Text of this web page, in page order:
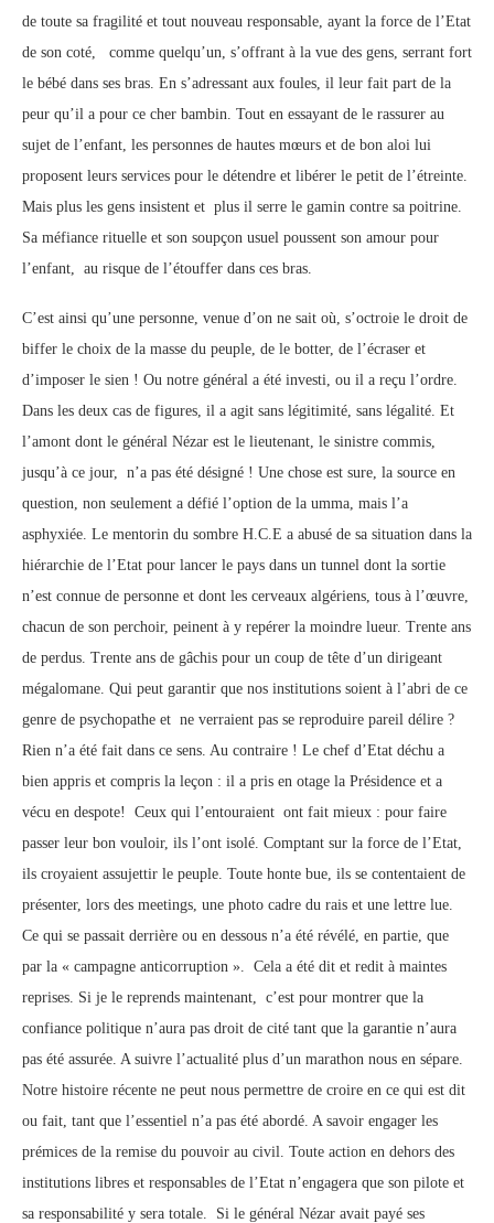
de toute sa fragilité et tout nouveau responsable, ayant la force de l’Etat
de son coté, comme quelqu’un, s’offrant à la vue des gens, serrant fort
le bébé dans ses bras. En s’adressant aux foules, il leur fait part de la
peur qu’il a pour ce cher bambin. Tout en essayant de le rassurer au
sujet de l’enfant, les personnes de hautes mœurs et de bon aloi lui
proposent leurs services pour le détendre et libérer le petit de l’étreinte.
Mais plus les gens insistent et plus il serre le gamin contre sa poitrine.
Sa méfiance rituelle et son soupçon usuel poussent son amour pour
l’enfant, au risque de l’étouffer dans ces bras.
C’est ainsi qu’une personne, venue d’on ne sait où, s’octroie le droit de
biffer le choix de la masse du peuple, de le botter, de l’écraser et
d’imposer le sien ! Ou notre général a été investi, ou il a reçu l’ordre.
Dans les deux cas de figures, il a agit sans légitimité, sans légalité. Et
l’amont dont le général Nézar est le lieutenant, le sinistre commis,
jusqu’à ce jour, n’a pas été désigné ! Une chose est sure, la source en
question, non seulement a défié l’option de la umma, mais l’a
asphyxiée. Le mentorin du sombre H.C.E a abusé de sa situation dans la
hiérarchie de l’Etat pour lancer le pays dans un tunnel dont la sortie
n’est connue de personne et dont les cerveaux algériens, tous à l’œuvre,
chacun de son perchoir, peinent à y repérer la moindre lueur. Trente ans
de perdus. Trente ans de gâchis pour un coup de tête d’un dirigeant
mégalomane. Qui peut garantir que nos institutions soient à l’abri de ce
genre de psychopathe et ne verraient pas se reproduire pareil délire ?
Rien n’a été fait dans ce sens. Au contraire ! Le chef d’Etat déchu a
bien appris et compris la leçon : il a pris en otage la Présidence et a
vécu en despote! Ceux qui l’entouraient ont fait mieux : pour faire
passer leur bon vouloir, ils l’ont isolé. Comptant sur la force de l’Etat,
ils croyaient assujettir le peuple. Toute honte bue, ils se contentaient de
présenter, lors des meetings, une photo cadre du rais et une lettre lue.
Ce qui se passait derrière ou en dessous n’a été révélé, en partie, que
par la « campagne anticorruption ». Cela a été dit et redit à maintes
reprises. Si je le reprends maintenant, c’est pour montrer que la
confiance politique n’aura pas droit de cité tant que la garantie n’aura
pas été assurée. A suivre l’actualité plus d’un marathon nous en sépare.
Notre histoire récente ne peut nous permettre de croire en ce qui est dit
ou fait, tant que l’essentiel n’a pas été abordé. A savoir engager les
prémices de la remise du pouvoir au civil. Toute action en dehors des
institutions libres et responsables de l’Etat n’engagera que son pilote et
sa responsabilité y sera totale. Si le général Nézar avait payé ses